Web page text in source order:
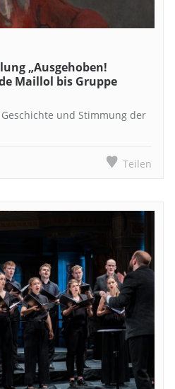
„Ausgehoben!
Maillol bis Gruppe
und Stimmung der
Teilen